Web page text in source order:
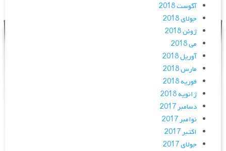
آگوست 2018
جولای 2018
ژوئن 2018
می 2018
آوریل 2018
مارس 2018
فوریه 2018
ژانویه 2018
دسامبر 2017
نوامبر 2017
اکتبر 2017
جولای 2017